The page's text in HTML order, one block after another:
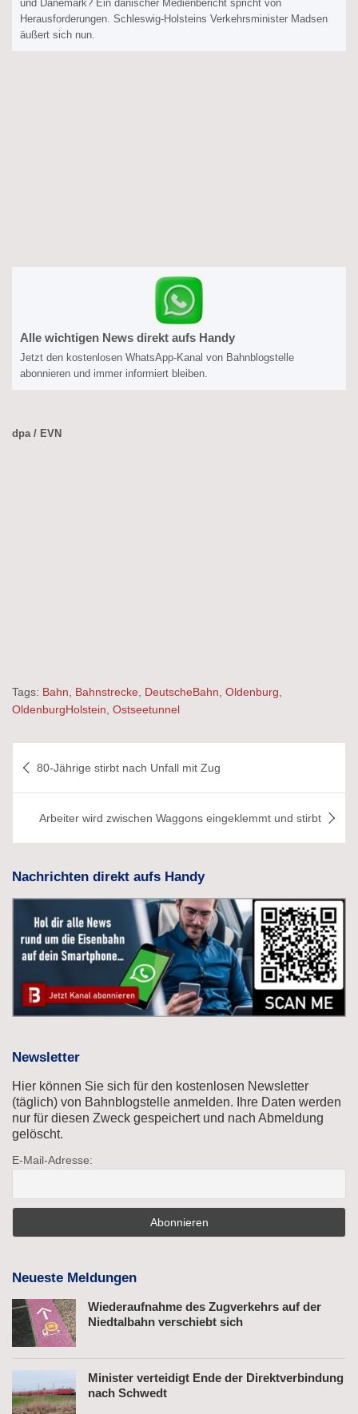
und Dänemark? Ein dänischer Medienbericht spricht von
Herausforderungen. Schleswig-Holsteins Verkehrsminister Madsen
äußert sich nun.
Alle wichtigen News direkt aufs Handy
Jetzt den kostenlosen WhatsApp-Kanal von Bahnblogstelle
abonnieren und immer informiert bleiben.
dpa / EVN
Tags: Bahn Bahnstrecke DeutscheBahn Oldenburg
OldenburgHolstein Ostseetunnel
80-Jährige stirbt nach Unfall mit Zug
Arbeiter wird zwischen Waggons eingeklemmt und stirbt
Nachrichten direkt aufs Handy
Newsletter
Hier können Sie sich für den kostenlosen Newsletter
(täglich) von Bahnblogstelle anmelden. Ihre Daten werden
nur für diesen Zweck gespeichert und nach Abmeldung
gelöscht.
E-Mail-Adresse:
Neueste Meldungen
Wiederaufnahme des Zugverkehrs auf der
Niedtalbahn verschiebt sich
Minister verteidigt Ende der Direktverbindung
nach Schwedt